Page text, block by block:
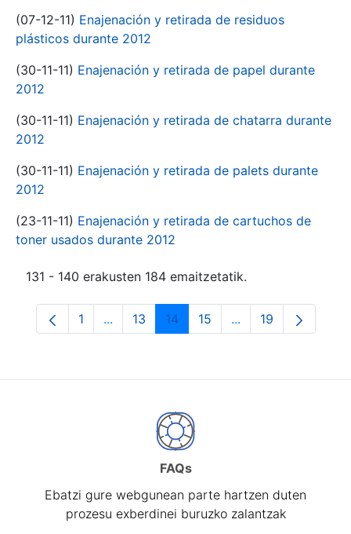
(07-12-11) Enajenación y retirada de residuos
plásticos durante 2012
(30-11-11) Enajenación y retirada de papel durante
2012
(30-11-11) Enajenación y retirada de chatarra durante
2012
(30-11-11) Enajenación y retirada de palets durante
2012
(23-11-11) Enajenación y retirada de cartuchos de
toner usados durante 2012
131 - 140 erakusten 184 emaitzetatik.
Orrialdea
1 ...Intermediate Pages Use TAB to navigate.
Orrialdea
13 Orrialdea
14 Orrialdea
15 ...Intermediate
Orrialdea
19
FAQs
Ebatzi gure webgunean parte hartzen duten
prozesu exberdinei buruzko zalantzak